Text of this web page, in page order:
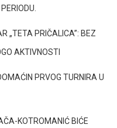
„TETA PRIČALICA”: BEZ
AKTIVNOSTI
PRVOG TURNIRA U
KOTROMANIĆ BIĆE